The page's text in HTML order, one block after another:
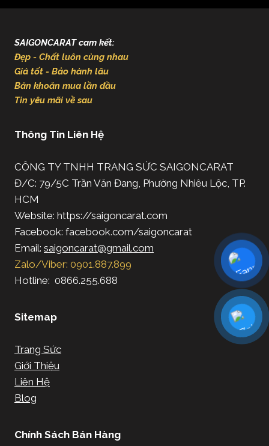
SAIGONCARAT cam kết:
Đẹp - Chất luôn cùng nhau
Giá tốt - Bảo hành lâu
Băn khoăn mua lần đầu
Tin yêu mãi về sau
Thông Tin Liên Hệ
CÔNG TY TNHH TRANG SỨC SAIGONCARAT
Đ/C: 79/5C Trần Văn Đang, Phường Nhiêu Lộc, TP.
HCM
Website: https://saigoncarat.com
Facebook: facebook.com/saigoncarat
Email: saigoncarat@gmail.com
Zalo/Viber: 0901.887.899
Hotline: 0866.255.688
Sitemap
Trang Sức
Giới Thiệu
Liên Hệ
Blog
Chính Sách Bán Hàng